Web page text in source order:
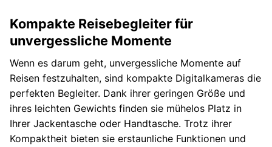
Kompakte Reisebegleiter für
unvergessliche Momente
Wenn es darum geht, unvergessliche Momente auf
Reisen festzuhalten, sind kompakte Digitalkameras die
perfekten Begleiter. Dank ihrer geringen Größe und
ihres leichten Gewichts finden sie mühelos Platz in
Ihrer Jackentasche oder Handtasche. Trotz ihrer
Kompaktheit bieten sie erstaunliche Funktionen und